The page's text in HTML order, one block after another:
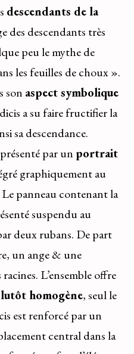
descendants de la
des descendants très
peu le mythe de
les feuilles de choux ».
son aspect symbolique
a su faire fructifier la
sa descendance.
par un portrait
graphiquement au
Le panneau contenant la
suspendu au
deux rubans. De part
un ange & une
L’ensemble offre
homogène, seul le
est renforcé par un
central dans la